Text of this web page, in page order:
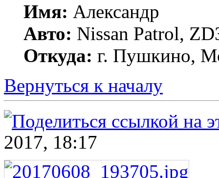
Имя: Александр
Авто: Nissan Patrol,
Откуда: г. Пушкино,
Вернуться к началу
2017, 18:17